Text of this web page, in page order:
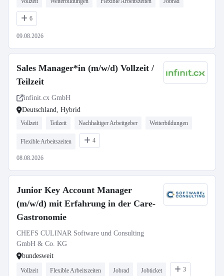
6
09.08.2026
Sales Manager*in (m/w/d) Vollzeit /
Teilzeit
infinit.cx GmbH
Deutschland, Hybrid
Vollzeit Teilzeit Nachhaltiger Arbeitgeber Weiterbildungen
Flexible Arbeitszeiten 4
08.08.2026
Junior Key Account Manager
(m/w/d) mit Erfahrung in der Care-
Gastronomie
CHEFS CULINAR Software und Consulting
GmbH & Co. KG
bundesweit
Vollzeit Flexible Arbeitszeiten Jobrad Jobticket 3